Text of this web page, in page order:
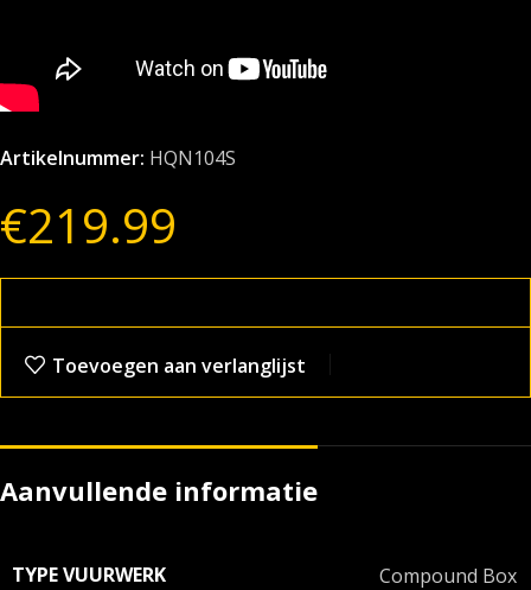
Artikelnummer: HQN104S
€219.99
Toevoegen aan verlanglijst
Aanvullende informatie
TYPE VUURWERK Compound Box